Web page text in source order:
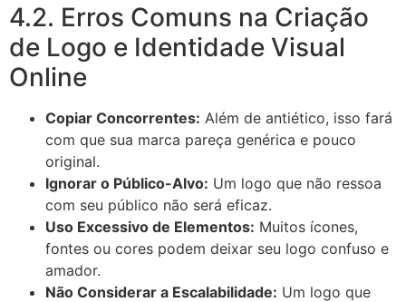
4.2. Erros Comuns na Criação
de Logo e Identidade Visual
Online
Copiar Concorrentes: Além de antiético, isso fará
com que sua marca pareça genérica e pouco
original.
Ignorar o Público-Alvo: Um logo que não ressoa
com seu público não será eficaz.
Uso Excessivo de Elementos: Muitos ícones,
fontes ou cores podem deixar seu logo confuso e
amador.
Não Considerar a Escalabilidade: Um logo que